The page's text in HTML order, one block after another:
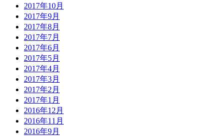
2017年10月
2017年9月
2017年8月
2017年7月
2017年6月
2017年5月
2017年4月
2017年3月
2017年2月
2017年1月
2016年12月
2016年11月
2016年9月